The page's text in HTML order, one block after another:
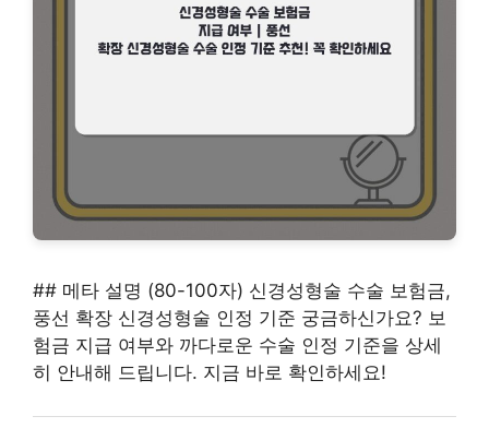
## 메타 설명 (80-100자) 신경성형술 수술 보험금,
풍선 확장 신경성형술 인정 기준 궁금하신가요? 보
험금 지급 여부와 까다로운 수술 인정 기준을 상세
히 안내해 드립니다. 지금 바로 확인하세요!